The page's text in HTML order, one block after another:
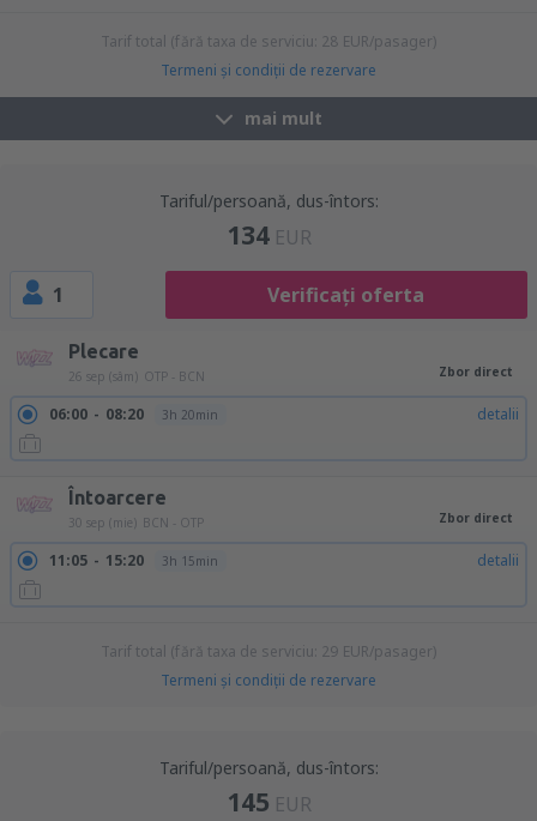
Tarif total (fără taxa de serviciu: 28 EUR/pasager)
Termeni şi condiţii de rezervare
mai mult
Tariful/persoană, dus-întors:
134 EUR
1 Verificați oferta
Plecare
26 sep (sâm) OTP - BCN Zbor direct
06:00 08:20 3h 20min detalii
Întoarcere
30 sep (mie) BCN - OTP Zbor direct
11:05 15:20 3h 15min detalii
Tarif total (fără taxa de serviciu: 29 EUR/pasager)
Termeni şi condiţii de rezervare
Tariful/persoană, dus-întors:
145 EUR